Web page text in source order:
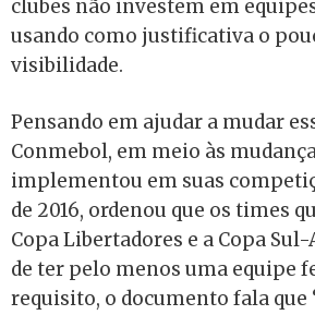
clubes não investem em
usando como justificativa o
visibilidade.
Pensando em ajudar a mudar
Conmebol, em meio às
implementou em suas
de 2016, ordenou que os times
Copa Libertadores e a Copa
de ter pelo menos uma equipe
requisito, o documento fala que